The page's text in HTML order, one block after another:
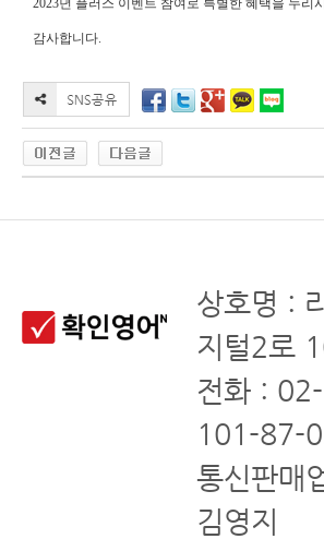
2023년 플러스 이벤트 참여로 특별한 혜택을 누리
감사합니다.
상호명 :
지털2로
전화 :
101-87-
통신판매
김영지